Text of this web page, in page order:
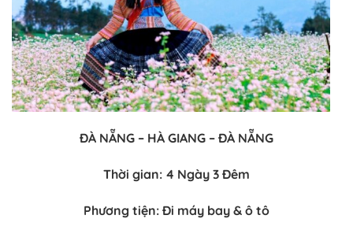
ĐÀ NẴNG – HÀ GIANG – ĐÀ NẴNG
Thời gian: 4 Ngày 3 Đêm
Phương tiện: Đi máy bay & ô tô